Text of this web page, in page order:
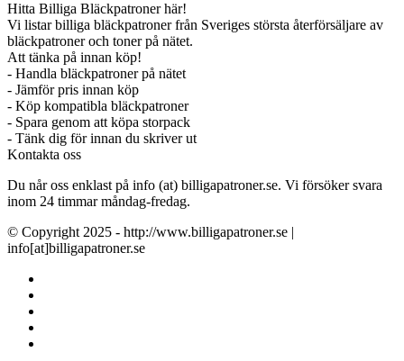
Hitta Billiga Bläckpatroner här!
Vi listar billiga bläckpatroner från Sveriges största återförsäljare av
bläckpatroner och toner på nätet.
Att tänka på innan köp!
- Handla bläckpatroner på nätet
- Jämför pris innan köp
- Köp kompatibla bläckpatroner
- Spara genom att köpa storpack
- Tänk dig för innan du skriver ut
Kontakta oss
Du når oss enklast på info (at) billigapatroner.se. Vi försöker svara
inom 24 timmar måndag-fredag.
© Copyright 2025 - http://www.billigapatroner.se |
info[at]billigapatroner.se